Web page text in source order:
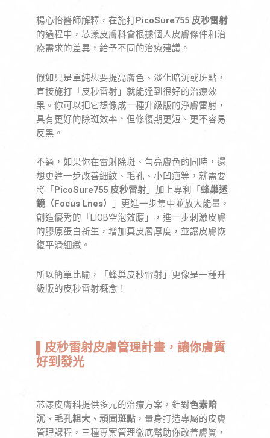
楊心怡醫師解釋，在施打PicoSure755 皮秒雷射
的過程中，芯漾皮膚科會根據個人皮膚條件和治
療需求的差異，給予不同的治療建議。
假如只是單純想要提亮膚色、淡化暗沉或斑點，
直接施打「皮秒雷射」就能達到很好的治療效
果。你可以把它想像成一種升級版的淨膚雷射，
具有更好的除斑效率，但修復期更短、更不容易
反黑。
不過，如果你在雷射除斑、勻亮膚色的同時，還
想更進一步改善細紋、毛孔、小凹疤等，就需要
將「 PicoSure755 皮秒雷射 」加上專利「 蜂巢透
鏡（Focus Lnes）
」更進一步集中並放大能量，
創造優秀的「LIOB空泡效應」，進一步刺激皮膚
的膠原蛋白新生，增加真皮層厚度，並讓皮膚恢
復平滑細緻。
所以簡單比喻，「蜂巢皮秒雷射」更像是一種升
級版的皮秒雷射概念！
▌皮秒雷射皮膚管理計畫，讓你膚質
好到發光
芯漾皮膚科提供多元的治療方案，針對色素暗
沉、毛孔粗大、頑固斑點 ，量身打造專屬的皮膚
管理課程，三種專案管理徹底幫助你改善膚質，